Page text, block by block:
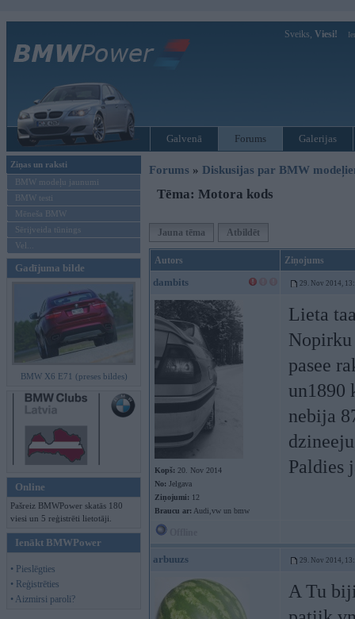
Sveiks, Viesi!
Galvenā Forums Galerijas
Ziņas un raksti
BMW modeļu jaunumi
BMW testi
Mēneša BMW
Sērijveida tūnings
Vel...
Gadījuma bilde
BMW X6 E71 (preses bildes)
Online
Pašreiz BMWPower skatās 180
viesi un 5 reģistrēti lietotāji.
Ienākt BMWPower
• Pieslēgties
• Reģistrēties
• Aizmirsi paroli?
Forums » Diskusijas par BMW
Tēma: Motora kods
Jauna tēma Atbildēt
Autors Ziņojums
dambits 29. Nov 2014,
Kopš: 20. Nov 2014
No: Jelgava
Ziņojumi: 12
Braucu ar: Audi,vw un bmw
Lieta
Nopirku
pasee
un1890
nebija
Paldies
arbuuzs 29. Nov 2014,
A Tu